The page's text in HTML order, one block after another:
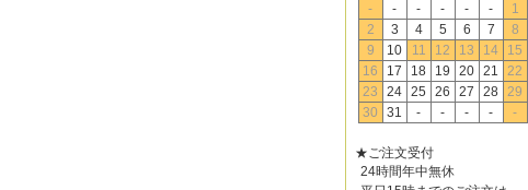
-
- - - - -
1
2
3 4 5 6 7
8
9
10 11 12 13 14
15
16
17 18 19 20 21
22
23
24 25 26 27 28 29
30
31 - - - - -
★ご注文受付
24時間年中無休